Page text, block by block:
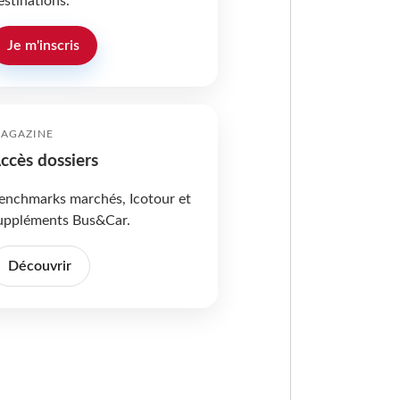
Je m'inscris
dossiers
marchés, Icotour et
Bus&Car.
Découvrir